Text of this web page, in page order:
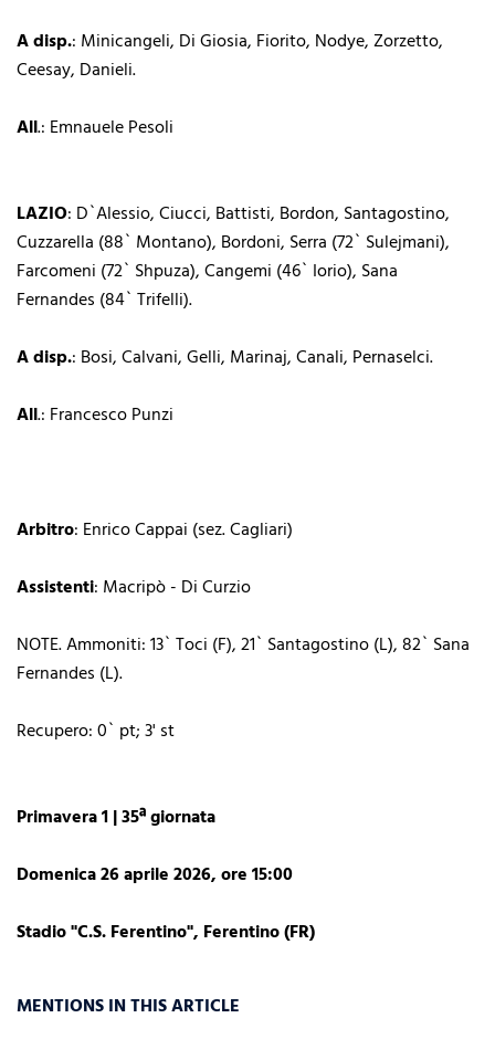
A disp.: Minicangeli, Di Giosia, Fiorito, Nodye, Zorzetto,
Ceesay, Danieli.
All.: Emnauele Pesoli
LAZIO: D`Alessio, Ciucci, Battisti, Bordon, Santagostino,
Cuzzarella (88` Montano), Bordoni, Serra (72` Sulejmani),
Farcomeni (72` Shpuza), Cangemi (46` Iorio), Sana
Fernandes (84` Trifelli).
A disp.: Bosi, Calvani, Gelli, Marinaj, Canali, Pernaselci.
All.: Francesco Punzi
Arbitro: Enrico Cappai (sez. Cagliari)
Assistenti: Macripò - Di Curzio
NOTE. Ammoniti: 13` Toci (F), 21` Santagostino (L), 82` Sana
Fernandes (L).
Recupero: 0` pt; 3' st
Primavera 1 | 35ª giornata
Domenica 26 aprile 2026, ore 15:00
Stadio "C.S. Ferentino", Ferentino (FR)
MENTIONS IN THIS ARTICLE